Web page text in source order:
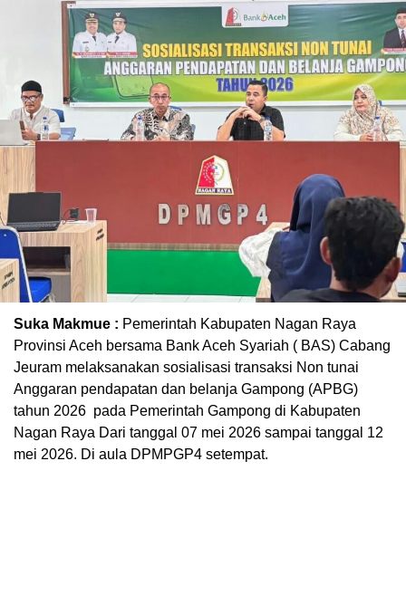
Suka Makmue : Pemerintah Kabupaten Nagan Raya
Provinsi Aceh bersama Bank Aceh Syariah ( BAS) Cabang
Jeuram melaksanakan sosialisasi transaksi Non tunai
Anggaran pendapatan dan belanja Gampong (APBG)
tahun 2026 pada Pemerintah Gampong di Kabupaten
Nagan Raya Dari tanggal 07 mei 2026 sampai tanggal 12
mei 2026. Di aula DPMPGP4 setempat.